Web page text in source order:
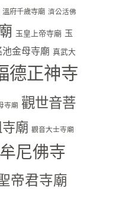
溫府千歲寺廟 濟公活佛
玉皇上帝寺廟 玉
池金母寺廟 真武大
德正神寺
寺廟 觀世音菩
廟 觀音大士寺廟
尼佛寺
帝君寺廟